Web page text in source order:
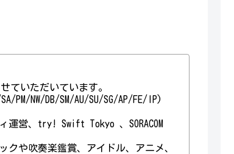
ていただいています。
PM/NW/DB/SM/AU/SU/SG/AP/FE/IP)
運営、try! Swift Tokyo 、SORACOM
クや吹奏楽鑑賞、アイドル、アニメ、